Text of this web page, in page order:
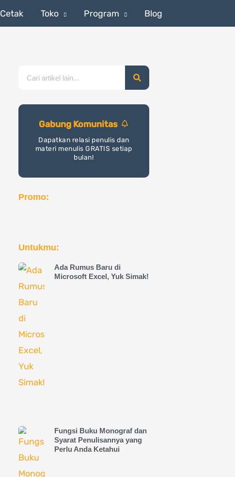
Cetak Toko Program Blog
Gabung Komunitas
Dapatkan relasi penulis dan
materi menulis GRATIS setiap
bulan!
Promo:
Untukmu:
Ada Rumus Baru di
Microsoft Excel, Yuk Simak!
Fungsi Buku Monograf dan
Syarat Penulisannya yang
Perlu Anda Ketahui